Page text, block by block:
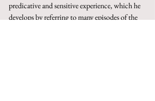
predicative and sensitive experience, which he
develops by referring to many episodes of the